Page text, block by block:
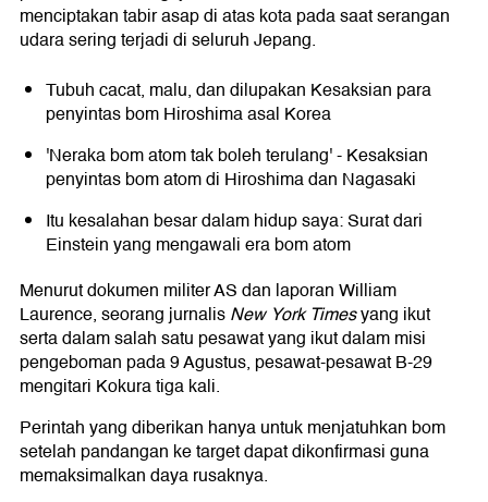
menciptakan tabir asap di atas kota pada saat serangan
udara sering terjadi di seluruh Jepang.
Tubuh cacat, malu, dan dilupakan Kesaksian para
penyintas bom Hiroshima asal Korea
'Neraka bom atom tak boleh terulang' - Kesaksian
penyintas bom atom di Hiroshima dan Nagasaki
Itu kesalahan besar dalam hidup saya: Surat dari
Einstein yang mengawali era bom atom
Menurut dokumen militer AS dan laporan William
Laurence, seorang jurnalisNew York Timesyang ikut
serta dalam salah satu pesawat yang ikut dalam misi
pengeboman pada 9 Agustus, pesawat-pesawat B-29
mengitari Kokura tiga kali.
Perintah yang diberikan hanya untuk menjatuhkan bom
setelah pandangan ke target dapat dikonfirmasi guna
memaksimalkan daya rusaknya.